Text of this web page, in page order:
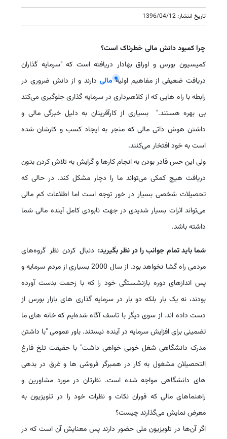
تاریخ انتشار: 1396/04/12
چرا کمبود دانش مالی خطرناک است؟
کمیسیون بورس و اوراق بهادار دریافته است که "سرمایه گذاران
دریافت ضعیفی از مفاهیم اولیهمالی دارند و از دانش ضروری در
رابطه با راه هایی که از کلاهبرداری در سرمایه گذاری جلوگیری می‌کند
بی بهره هستند." بسیاری از کارآفرینان به دلیل خبرگی مالی و
داشتن هوش ذاتی مالی که منجر به ایجاد کسب و کارشان شده
است به خود افتخار می‌کنند.
ولی این حس قادر بودن به انجام کارها و گرایش به تلاش کردن بدون
دریافت هیچ کمکی می‌تواند ما را دچار مشکل کند. در حالی که
تحصیلات شخصی بسیار در خور توجه است اما اطلاعات کم مالی
می‌تواند اثرات بسیار شدیدی در جهت نابودی کامل آینده مالی شما
داشته باشد.
شما باید تمام جوانب را در نظر بگیرید: دنبال کردن نظر گروه‌های
مردمی راه گشا نخواهد بود. از سال 2000 بسیاری از مردم سرمایه و
پس اندازهای دوره بازنشستگی خود را که با زحمت بدست آورده
بودند، نه یک بار بلکه دو بار در سرمایه گذاری های بازار بورس از
دست داده اند. از سوی دیگر با تاسف آگاه شده‌ایم که خانه های ما
تضمینی برای افزایش سرمایه در آینده نیستند. باور عمومی "با داشتن
مدرک دانشگاهی شغل خوبی خواهی داشت" با حقیقت تلخ فارغ
التحصیلان مشغول به کار در همبرگر فروشی ها و غرق در بدهی
های دانشگاهی مواجه شده است. نظرتان در مورد مشاورین و
راهنماهای مالی که فوران نکات و نظرات خود را در تلویزیون به
معرض نمایش می‌گذارند چیست؟
اگر آن‌ها در تلویزیون ملی حضور دارند پس معنایش آن است که در